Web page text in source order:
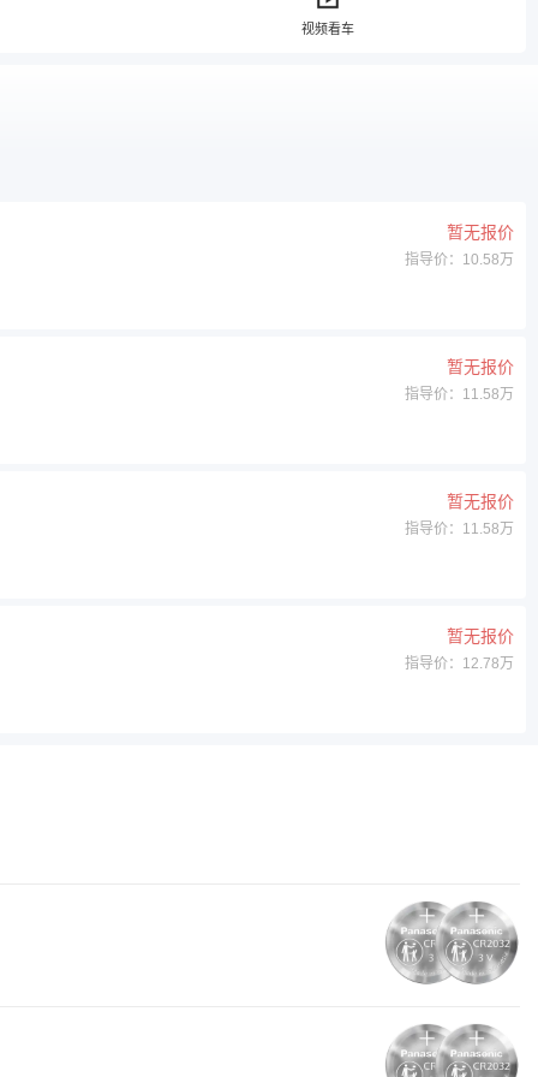
视频看车
暂无报价
指导价：10.58万
暂无报价
指导价：11.58万
暂无报价
指导价：11.58万
暂无报价
指导价：12.78万